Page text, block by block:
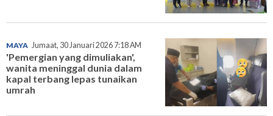
MAYA Jumaat, 30 Januari 2026 7:18 AM
'Pemergian yang dimuliakan',
wanita meninggal dunia dalam
kapal terbang lepas tunaikan
umrah